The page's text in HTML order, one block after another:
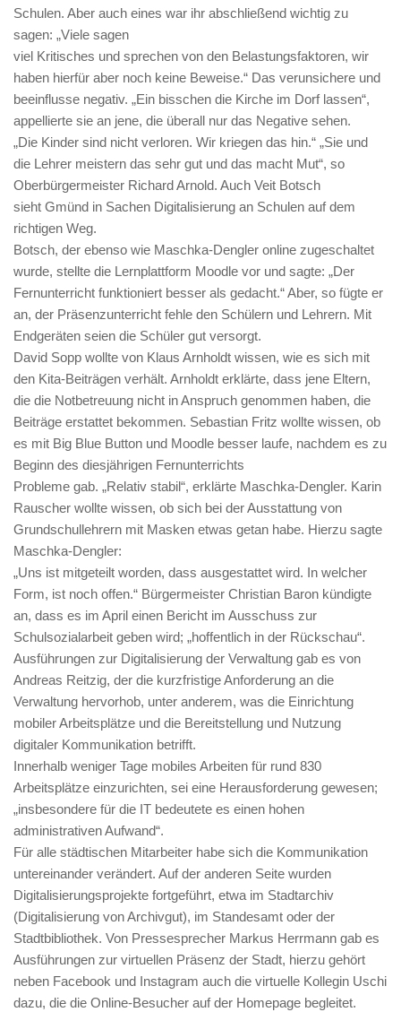
Schulen. Aber auch eines war ihr abschließend wichtig zu
sagen: „Viele sagen
viel Kritisches und sprechen von den Belastungsfaktoren, wir
haben hierfür aber noch keine Beweise.“ Das verunsichere und
beeinflusse negativ. „Ein bisschen die Kirche im Dorf lassen“,
appellierte sie an jene, die überall nur das Negative sehen.
„Die Kinder sind nicht verloren. Wir kriegen das hin.“ „Sie und
die Lehrer meistern das sehr gut und das macht Mut“, so
Oberbürgermeister Richard Arnold. Auch Veit Botsch
sieht Gmünd in Sachen Digitalisierung an Schulen auf dem
richtigen Weg.
Botsch, der ebenso wie Maschka-Dengler online zugeschaltet
wurde, stellte die Lernplattform Moodle vor und sagte: „Der
Fernunterricht funktioniert besser als gedacht.“ Aber, so fügte er
an, der Präsenzunterricht fehle den Schülern und Lehrern. Mit
Endgeräten seien die Schüler gut versorgt.
David Sopp wollte von Klaus Arnholdt wissen, wie es sich mit
den Kita-Beiträgen verhält. Arnholdt erklärte, dass jene Eltern,
die die Notbetreuung nicht in Anspruch genommen haben, die
Beiträge erstattet bekommen. Sebastian Fritz wollte wissen, ob
es mit Big Blue Button und Moodle besser laufe, nachdem es zu
Beginn des diesjährigen Fernunterrichts
Probleme gab. „Relativ stabil“, erklärte Maschka-Dengler. Karin
Rauscher wollte wissen, ob sich bei der Ausstattung von
Grundschullehrern mit Masken etwas getan habe. Hierzu sagte
Maschka-Dengler:
„Uns ist mitgeteilt worden, dass ausgestattet wird. In welcher
Form, ist noch offen.“ Bürgermeister Christian Baron kündigte
an, dass es im April einen Bericht im Ausschuss zur
Schulsozialarbeit geben wird; „hoffentlich in der Rückschau“.
Ausführungen zur Digitalisierung der Verwaltung gab es von
Andreas Reitzig, der die kurzfristige Anforderung an die
Verwaltung hervorhob, unter anderem, was die Einrichtung
mobiler Arbeitsplätze und die Bereitstellung und Nutzung
digitaler Kommunikation betrifft.
Innerhalb weniger Tage mobiles Arbeiten für rund 830
Arbeitsplätze einzurichten, sei eine Herausforderung gewesen;
„insbesondere für die IT bedeutete es einen hohen
administrativen Aufwand“.
Für alle städtischen Mitarbeiter habe sich die Kommunikation
untereinander verändert. Auf der anderen Seite wurden
Digitalisierungsprojekte fortgeführt, etwa im Stadtarchiv
(Digitalisierung von Archivgut), im Standesamt oder der
Stadtbibliothek. Von Pressesprecher Markus Herrmann gab es
Ausführungen zur virtuellen Präsenz der Stadt, hierzu gehört
neben Facebook und Instagram auch die virtuelle Kollegin Uschi
dazu, die die Online-Besucher auf der Homepage begleitet.